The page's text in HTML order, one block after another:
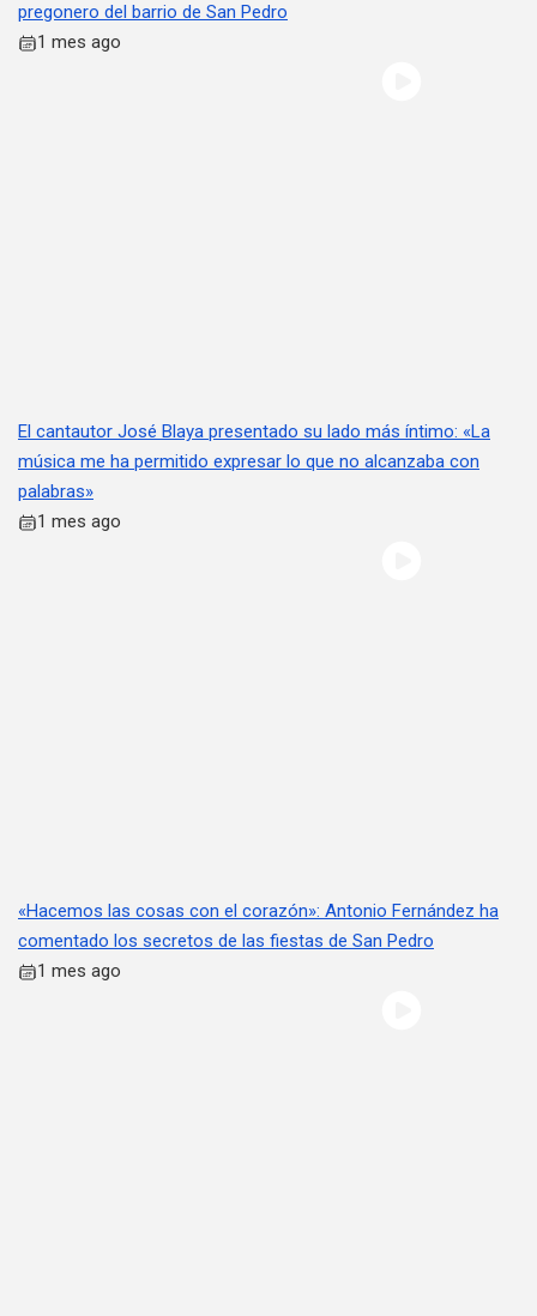
pregonero del barrio de San Pedro
1 mes ago
El cantautor José Blaya presentado su lado más íntimo: «La
música me ha permitido expresar lo que no alcanzaba con
palabras»
1 mes ago
«Hacemos las cosas con el corazón»: Antonio Fernández ha
comentado los secretos de las fiestas de San Pedro
1 mes ago